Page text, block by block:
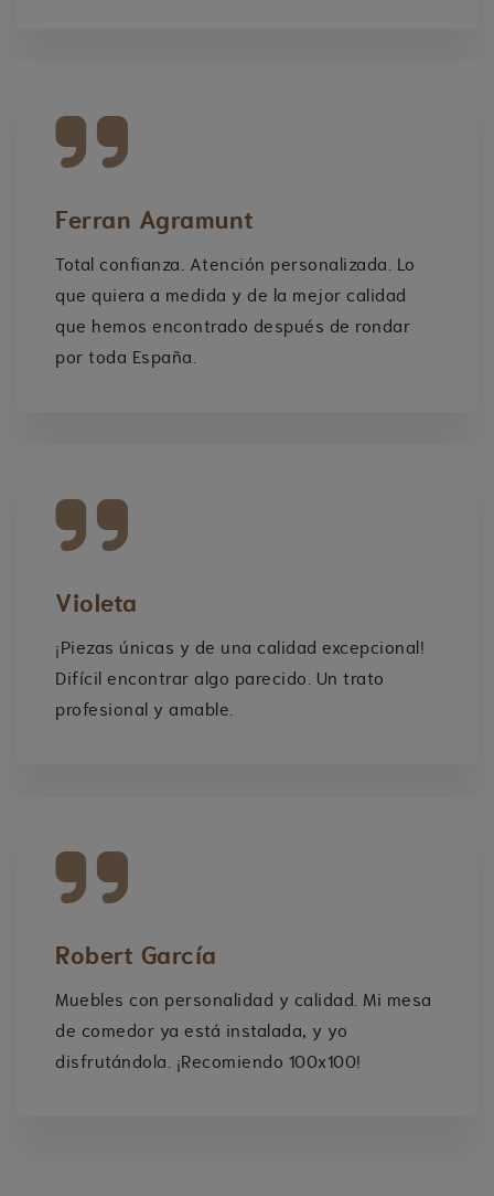
Ferran Agramunt
Total confianza. Atención personalizada. Lo
que quiera a medida y de la mejor calidad
que hemos encontrado después de rondar
por toda España.
Violeta
¡Piezas únicas y de una calidad excepcional!
Difícil encontrar algo parecido. Un trato
profesional y amable.
Robert García
Muebles con personalidad y calidad. Mi mesa
de comedor ya está instalada, y yo
disfrutándola. ¡Recomiendo 100x100!